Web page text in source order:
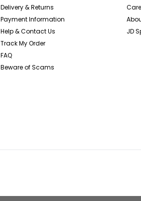
Delivery & Returns
Payment Information
Help & Contact Us
Track My Order
FAQ
Beware of Scams
JD